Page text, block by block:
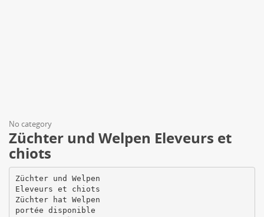
No category
Züchter und Welpen Eleveurs et
chiots
Züchter und Welpen
Eleveurs et chiots
Züchter hat Welpen
portée disponible